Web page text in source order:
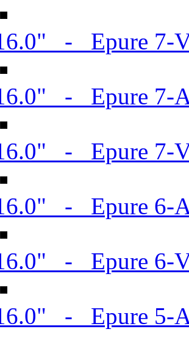
- Epure 7-
- Epure 7-
- Epure 7-
- Epure 6-
- Epure 6-
- Epure 5-